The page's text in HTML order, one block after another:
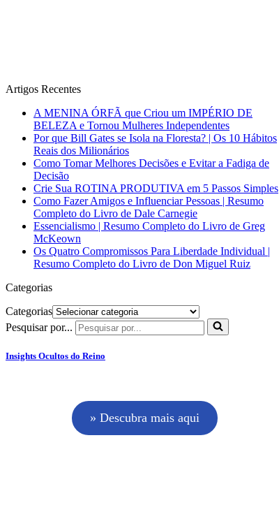
Artigos Recentes
A MENINA ÓRFÃ que Criou um IMPÉRIO DE
BELEZA e Tornou Mulheres Independentes
Por que Bill Gates se Isola na Floresta? | Os 10 Hábitos
Reais dos Milionários
Como Tomar Melhores Decisões e Evitar a Fadiga de
Decisão
Crie Sua ROTINA PRODUTIVA em 5 Passos Simples
Como Fazer Amigos e Influenciar Pessoas | Resumo
Completo do Livro de Dale Carnegie
Essencialismo | Resumo Completo do Livro de Greg
McKeown
Os Quatro Compromissos Para Liberdade Individual |
Resumo Completo do Livro de Don Miguel Ruiz
Categorias
Categorias
Pesquisar por...
Insights Ocultos do Reino
» Descubra mais aqui